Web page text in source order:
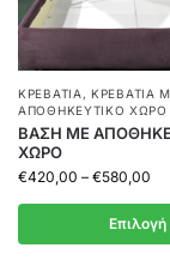
ΚΡΕΒΆΤΙΑ, ΚΡΕΒΆΤΙΑ
ΑΠΟΘΗΚΕΥΤΙΚΌ ΧΏΡΟ
ΒΑΣΗ ΜΕ
ΧΩΡΟ
€420,00 – €580,00
Επιλογή